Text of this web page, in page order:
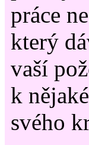
práce
který
vaší
k
svého